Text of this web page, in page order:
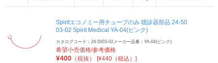
Spiritエコノミー用チューブのみ 聴診器部品 24-50
03-02 Spirit Medical YA-04(ピンク)
カタログコード：24-5003-02メーカー品番：YA-04(ピンク)
希望小売価格/参考価格
¥400 （税抜） [¥440（税込）]